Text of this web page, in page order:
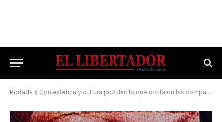
Portada » Con estética y cultura popular: lo que contaron las comparsas